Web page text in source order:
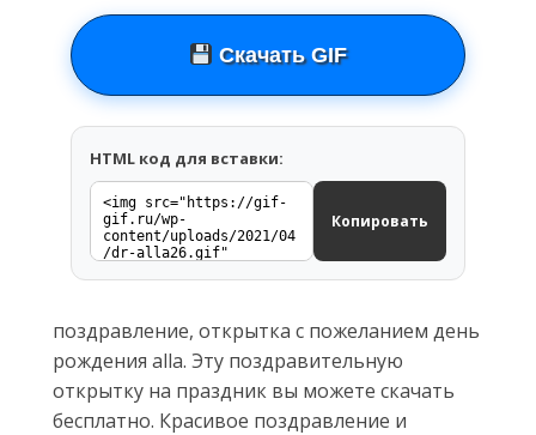
Скачать GIF
HTML код для вставки:
Копировать
поздравление, открытка с пожеланием день
рождения alla. Эту поздравительную
открытку на праздник вы можете скачать
бесплатно. Красивое поздравление и